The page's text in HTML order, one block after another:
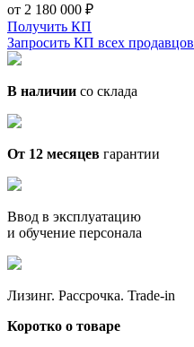
от 2 180 000 ₽
Получить КП
Запросить КП всех продавцов
В наличии со склада
От 12 месяцев гарантии
Ввод в эксплуатацию
и обучение персонала
Лизинг. Рассрочка. Trade-in
Коротко о товаре